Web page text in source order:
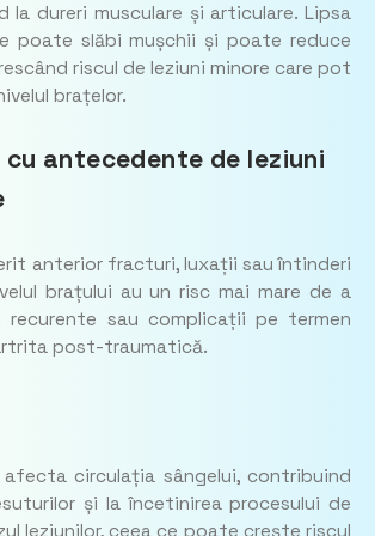
la dureri musculare și articulare. Lipsa
poate slăbi mușchii și poate reduce
riscul de leziuni minore care pot
brațelor.
cu antecedente de leziuni
anterior fracturi, luxații sau întinderi
brațului au un risc mai mare de a
recurente sau complicații pe termen
post-traumatică.
circulația sângelui, contribuind
și la încetinirea procesului de
leziunilor, ceea ce poate crește riscul